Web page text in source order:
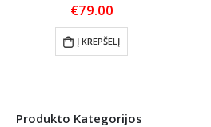
€79.00
Į KREPŠELĮ
Produkto Kategorijos